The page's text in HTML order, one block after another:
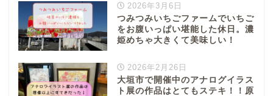
2026年3月6日
つみつみいちごファームでいちご
をお腹いっぱい堪能した休日。濃
姫めちゃ大きくて美味しい！
2026年2月26日
大垣市で開催中のアナログイラス
ト展の作品はとてもステキ！！原